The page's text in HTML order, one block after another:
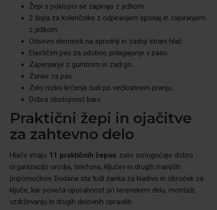
Žepi s poklopci se zapirajo z ježkom.
2 žepa za kolenčnike z odpiranjem spodaj in zapiranjem
z ježkom.
Odsevni elementi na sprednji in zadnji strani hlač.
Elastičen pas za udobno prilagajanje v pasu.
Zapenjanje z gumbom in zadrgo.
Zanke za pas.
Zelo nizko krčenje tudi po večkratnem pranju.
Dobra obstojnost barv.
Praktični žepi in ojačitve
za zahtevno delo
Hlače imajo 11 praktičnih žepov, zato omogočajo dobro
organizacijo orodja, telefona, ključev in drugih manjših
pripomočkov. Dodana sta tudi zanka za kladivo in obroček za
ključe, kar poveča uporabnost pri terenskem delu, montaži,
vzdrževanju in drugih delovnih opravilih.